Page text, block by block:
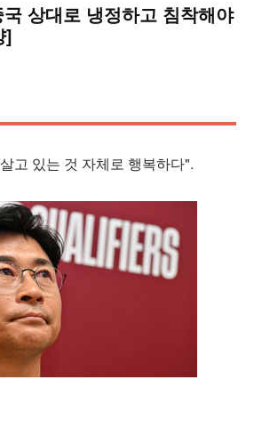
상대로 냉정하고 침착해야
]
고 있는 것 자체로 행복하다".